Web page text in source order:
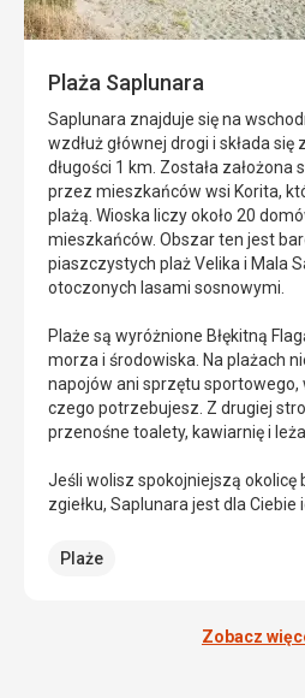
Plaża Saplunara
Saplunara znajduje się na
wzdłuż głównej drogi i składa się
długości 1 km. Została
przez mieszkańców wsi Korita,
plażą. Wioska liczy około 20
mieszkańców. Obszar ten jest
piaszczystych plaż Velika i Mala
otoczonych lasami sosnowymi.
Plaże są wyróżnione Błękitną
morza i środowiska. Na plażach
napojów ani sprzętu sportowego,
czego potrzebujesz. Z drugiej
przenośne toalety, kawiarnię i
Jeśli wolisz spokojniejszą okolicę
zgiełku, Saplunara jest dla
Plaże
wyspy
Mljet
Odyseusza,
która
uważana
fenomen
geomorfologiczny.
Jest
formacja
krasowa,
która
wygląda
morzem
Wyspy
Jelenie
dużej
ilości
klifów,
skał,
ośmiu
wysp
pięciu
Daksa,
Koločep,
Andrija,
Lopud,
Šipan,
Mišnjak,
Kosmeč,
Zobacz